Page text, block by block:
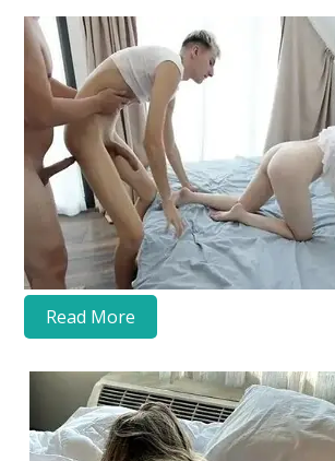
Read More